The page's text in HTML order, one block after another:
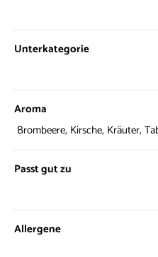
Unterkategorie
Aroma
Brombeere, Kirsche, Kräuter,
Passt gut zu
Allergene